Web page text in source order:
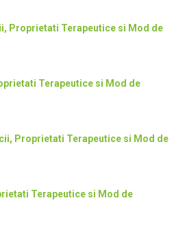
Proprietati Terapeutice si Mod de
Terapeutice si Mod de
Proprietati Terapeutice si Mod de
Terapeutice si Mod de